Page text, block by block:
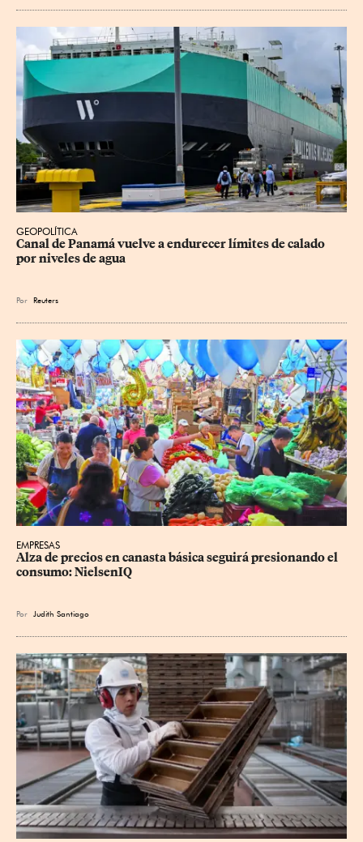
GEOPOLÍTICA
Canal de Panamá vuelve a endurecer límites de calado
por niveles de agua
Por Reuters
EMPRESAS
Alza de precios en canasta básica seguirá presionando el
consumo: NielsenIQ
Por Judith Santiago